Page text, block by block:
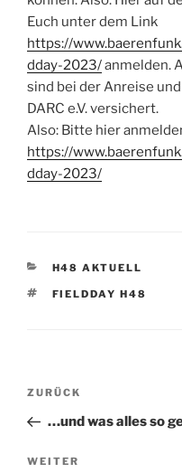
Euch unter dem Link
https://
dday-2023/anmelden.
sind bei der Anreise
DARC e.V. versichert.
Also: Bitte hier
https://
dday-2023/
KATEGORIEN
H48 AKTUELL
SCHLAGWÖRTER
FIELDDAY H48
Beitrags-
Vorheriger
Beitrag
ZURÜCK
…und was alles so
Nächster
WEITER